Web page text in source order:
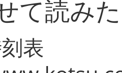
て読み
表